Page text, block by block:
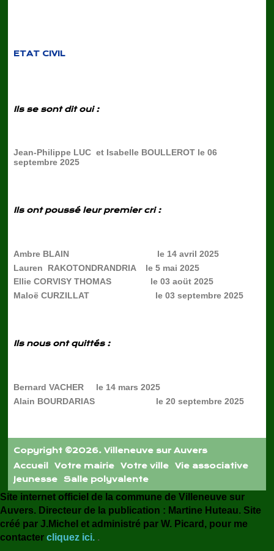
ETAT CIVIL
Ils se sont dit oui :
Jean-Philippe LUC et Isabelle BOULLEROT le 06
septembre 2025
Ils ont poussé leur premier cri :
Ambre BLAIN le 14 avril 2025
Lauren RAKOTONDRANDRIA le 5 mai 2025
Ellie CORVISY THOMAS le 03 aoüt 2025
Maloë CURZILLAT le 03 septembre 2025
Ils nous ont quittés :
Bernard VACHER le 14 mars 2025
Alain BOURDARIAS le 20 septembre 2025
Copyright ©2026. Villeneuve sur Auvers
Accueil
Votre mairie Votre ville
Vie associative
Jeunesse
Salle polyvalente
Site internet officiel de la commune de Villeneuve sur
Auvers. Directeur de la publication : Martine Huteau. Site
créé par J.Michel et administré par W. Picard, pour me
contacter cliquez ici. .